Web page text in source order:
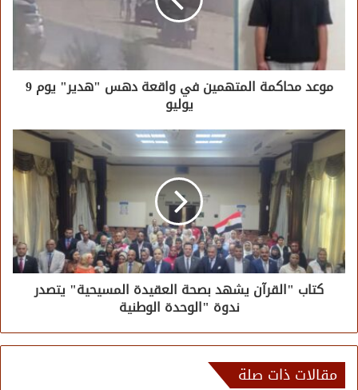
موعد محاكمة المتهمين في واقعة دهس "هدير" يوم 9
يوليو
كتاب "القرآن يشهد بصحة العقيدة المسيحية" يتصدر
ندوة "الوحدة الوطنية
مقالات ذات صلة